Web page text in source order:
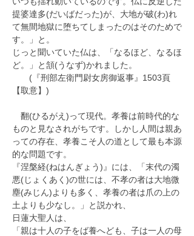
提婆達多(だいばだった)が、大地が破(わ)れ
て無間地獄に堕ちてしまったのはそのためで
す。」と。
じっと聞いていた仏は、「なるほど、なるほ
ど。」と頷(うなず)かれました。
(『刑部左衛門尉女房御返事』1503頁
【取意】)
翻(ひるがえ)って現代。孝養は前時代的な
ものと見なされがちです。しかし人間は親あ
っての存在、孝養こそ人の道として最も本源
的な問題です。
『涅槃経(ねはんぎょう)』には、「末代の濁
悪(じょくあく)の世には、不孝の者は大地微
塵(みじん)よりも多く、孝養の者は爪の上の
土よりも少なし。」と説かれ、
日蓮大聖人は、
「親は十人の子をば養へども、子は一人の母